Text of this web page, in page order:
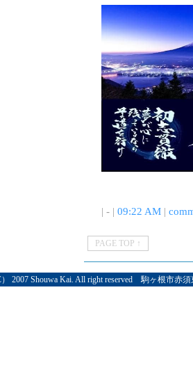
| - | 09:22 AM|
PAGE TOP ↑
） 2007 Shouwa Kai. All right reserved 駒ヶ根市